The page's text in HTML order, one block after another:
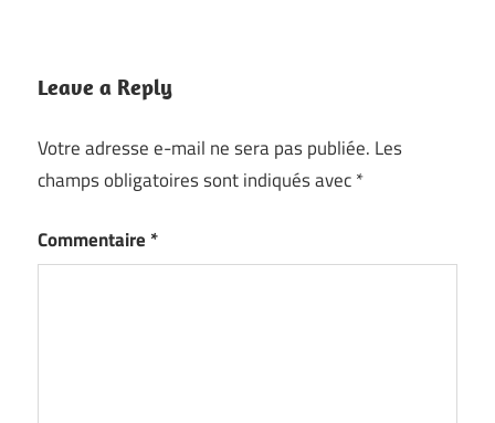
Leave a Reply
Votre adresse e-mail ne sera pas publiée. Les
champs obligatoires sont indiqués avec*
Commentaire *